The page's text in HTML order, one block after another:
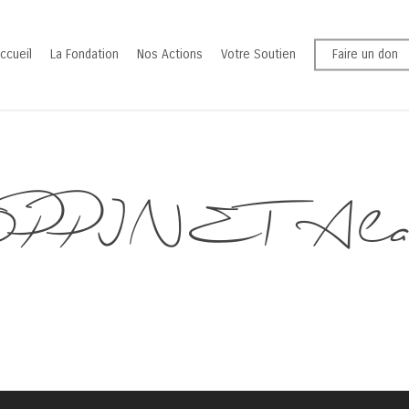
La Fondation Nos Actions Votre Soutien Faire un don